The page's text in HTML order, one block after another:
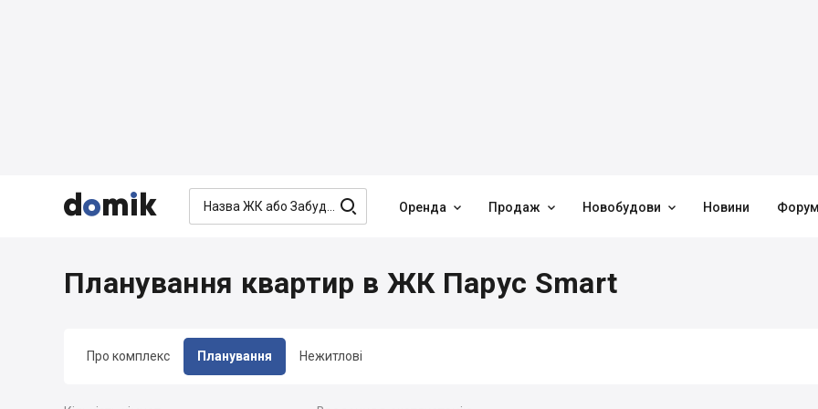


  Оренда  Продаж  Новобудови  Новини
Про комплекс Планування Нежитлові
Планування квартир в ЖК Парус Smart